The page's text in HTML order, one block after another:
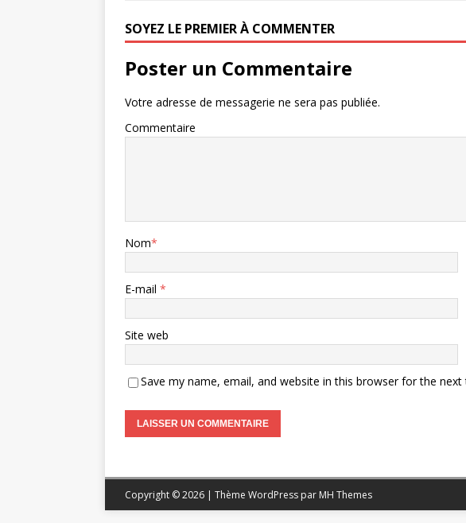
SOYEZ LE PREMIER À COMMENTER
Poster un Commentaire
Votre adresse de messagerie ne sera pas publiée.
Commentaire
Nom*
E-mail *
Site web
Save my name, email, and website in this browser for the
Copyright © 2026 | Thème WordPress par MH Themes